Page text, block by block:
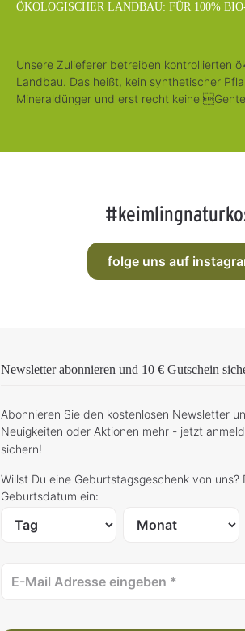
ÖKOLOGISCHER LANDBAU: FÜR 100%
Unsere Zulieferer betreiben kontrollierten
Landbau. Das heißt, kein synthetischer
Mineraldünger und erst recht keine
folge uns auf
Newsletter abonnieren und 10 € Gutschein
Abonnieren Sie den kostenlosen Newsletter
Neuigkeiten oder Aktionen mehr - jetzt
sichern!
Willst Du eine Geburtstagsgeschenk von uns?
Geburtsdatum ein: